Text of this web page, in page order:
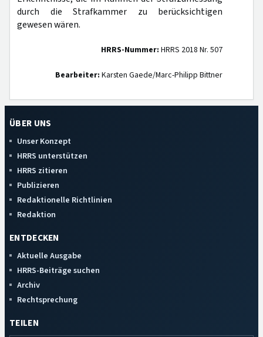
durch die Strafkammer zu berücksichtigen
gewesen wären.
HRRS-Nummer: HRRS 2018 Nr. 507
Bearbeiter: Karsten Gaede/Marc-Philipp Bittner
ÜBER UNS
Unser Konzept
HRRS unterstützen
HRRS zitieren
Publizieren
Redaktionelle Richtlinien
Redaktion
ENTDECKEN
Aktuelle Ausgabe
HRRS-Beiträge suchen
Archiv
Rechtsprechung
TEILEN